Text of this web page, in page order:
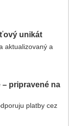
unikát
aktualizovaný a
– pripravené na
platby cez